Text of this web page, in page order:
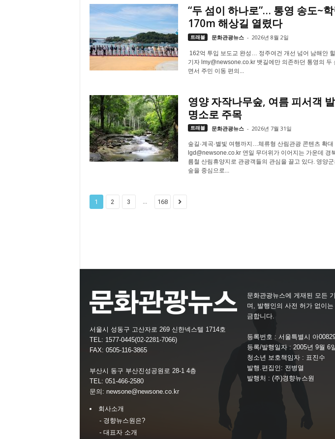
“두 섬이 하나로”… 통영 송도~
170m 해상길 열렸다
트래블 문화관광뉴스 - 2026년 8월 2일
162억 투입 보도교 완성… 정주여건 개선 넘어 남해안
기자 lmy@newsone.co.kr 뱃길에만 의존하던 통영의 두
면서 주민 이동 편의...
영양 자작나무숲, 여름 피서객
명소로 주목
트래블 문화관광뉴스 - 2026년 7월 31일
숲길·계곡·별빛 여행까지…체류형 산림관광 콘텐츠 확
lgd@newsone.co.kr 연일 무더위가 이어지는 가운데 경
름철 산림휴양지로 관광객들의 관심을 끌고 있다. 영양
숲을 중심으로...
1 2 3 ... 168
서울시 성동구 고산자로 269 신한넥스텔 1714호
TEL: 1577-0445(02-2281-7066)
FAX: 0505-116-3865
부산시 동구 부산진성공원로 28-1 4층
TEL: 051-466-2580
문의: newsone@newsone.co.kr
회사소개
- 경향뉴스원은?
- 대표자 소개
문화관광뉴스에 게재된 모든
며, 발행인의 사전 허가 없이
금합니다.
등록번호 : 서울특별시 아
등록/발행일자 : 2005년 9월 6
청소년 보호책임자 : 표진수
발행.편집인: 전병열
발행처 : (주)경향뉴스원